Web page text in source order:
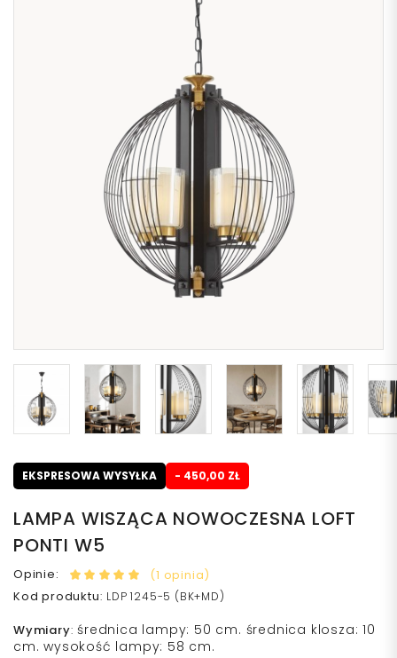
EKSPRESOWA WYSYŁKA - 450,00 ZŁ
LAMPA WISZĄCA NOWOCZESNA LOFT
PONTI W5
Opinie:
(1 opinia)
Kod produktu: LDP 1245-5 (BK+MD)
Wymiary: średnica lampy: 50 cm. średnica klosza: 10
cm. wysokość lampy: 58 cm.